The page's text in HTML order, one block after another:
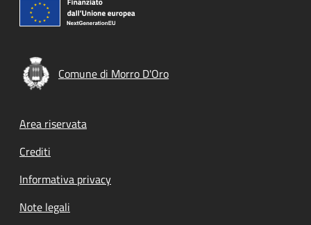
Comune di Morro D'Oro
Footer menu
Area riservata
Crediti
Informativa privacy
Note legali